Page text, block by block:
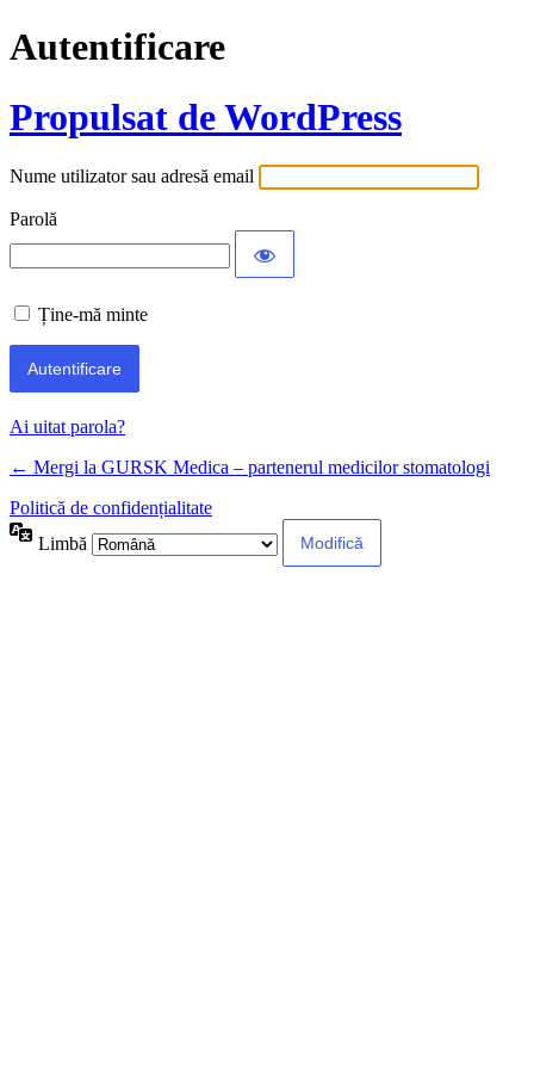
Autentificare
Propulsat de WordPress
Nume utilizator sau adresă email
Parolă
Ține-mă minte
Ai uitat parola?
← Mergi la GURSK Medica – partenerul medicilor stomatologi
Politică de confidențialitate
Limbă